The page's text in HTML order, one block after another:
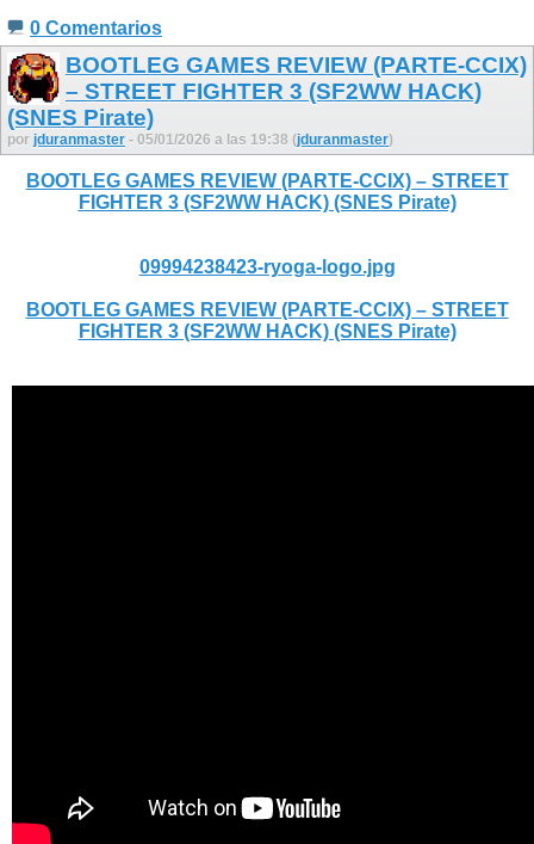
0 Comentarios
BOOTLEG GAMES REVIEW (PARTE-CCIX)
– STREET FIGHTER 3 (SF2WW HACK)
(SNES Pirate)
por jduranmaster - 05/01/2026 a las 19:38 (jduranmaster)
BOOTLEG GAMES REVIEW (PARTE-CCIX) – STREET
FIGHTER 3 (SF2WW HACK) (SNES Pirate)
09994238423-ryoga-logo.jpg
BOOTLEG GAMES REVIEW (PARTE-CCIX) – STREET
FIGHTER 3 (SF2WW HACK) (SNES Pirate)